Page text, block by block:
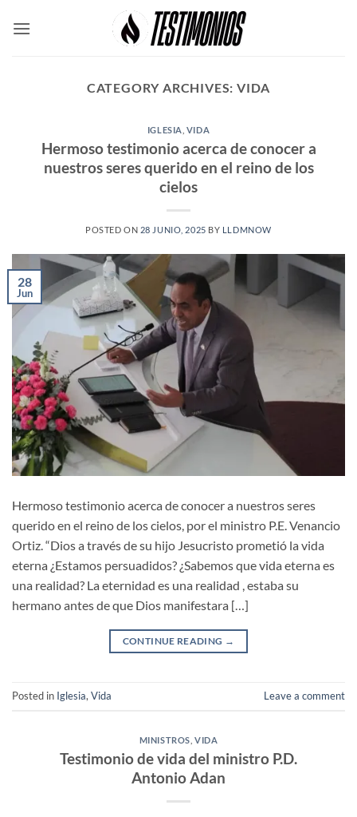
CATEGORY ARCHIVES: VIDA
IGLESIA VIDA
Hermoso testimonio acerca de conocer a
nuestros seres querido en el reino de los
cielos
POSTED ON 28 JUNIO, 2025 BY LLDMNOW
28
Jun
Hermoso testimonio acerca de conocer a nuestros seres
querido en el reino de los cielos, por el ministro P.E. Venancio
Ortiz. “Dios a través de su hijo Jesucristo prometió la vida
eterna ¿Estamos persuadidos? ¿Sabemos que vida eterna es
una realidad? La eternidad es una realidad , estaba su
hermano antes de que Dios manifestara […]
CONTINUE READING →
Posted in Iglesia,Vida Leave a comment
MINISTROS VIDA
Testimonio de vida del ministro P.D.
Antonio Adan